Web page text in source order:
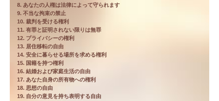
8. あなたの人権は法律によって守られます
9. 不当な拘束の禁止
10. 裁判を受ける権利
11. 有罪と証明されない限りは無罪
12. プライバシーの権利
13. 居住移転の自由
14. 安全に暮らせる場所を求める権利
15. 国籍を持つ権利
16. 結婚および家庭生活の自由
17. あなた自身の所有物への権利
18. 思想の自由
19. 自分の意見を持ち表明する自由